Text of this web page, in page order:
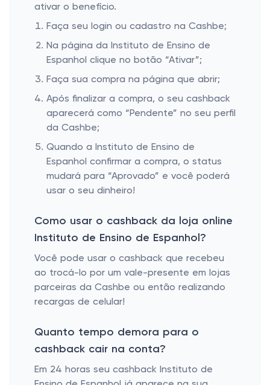
ativar o benefício.
Faça seu login ou cadastro na Cashbe;
Na página da Instituto de Ensino de
Espanhol clique no botão “Ativar”;
Faça sua compra na página que abrir;
Após finalizar a compra, o seu cashback
aparecerá como “Pendente” no seu perfil
da Cashbe;
Quando a Instituto de Ensino de
Espanhol confirmar a compra, o status
mudará para “Aprovado” e você poderá
usar o seu dinheiro!
Como usar o cashback da loja online
Instituto de Ensino de Espanhol?
Você pode usar o cashback que recebeu
ao trocá-lo por um vale-presente em lojas
parceiras da Cashbe ou então realizando
recargas de celular!
Quanto tempo demora para o
cashback cair na conta?
Em 24 horas seu cashback Instituto de